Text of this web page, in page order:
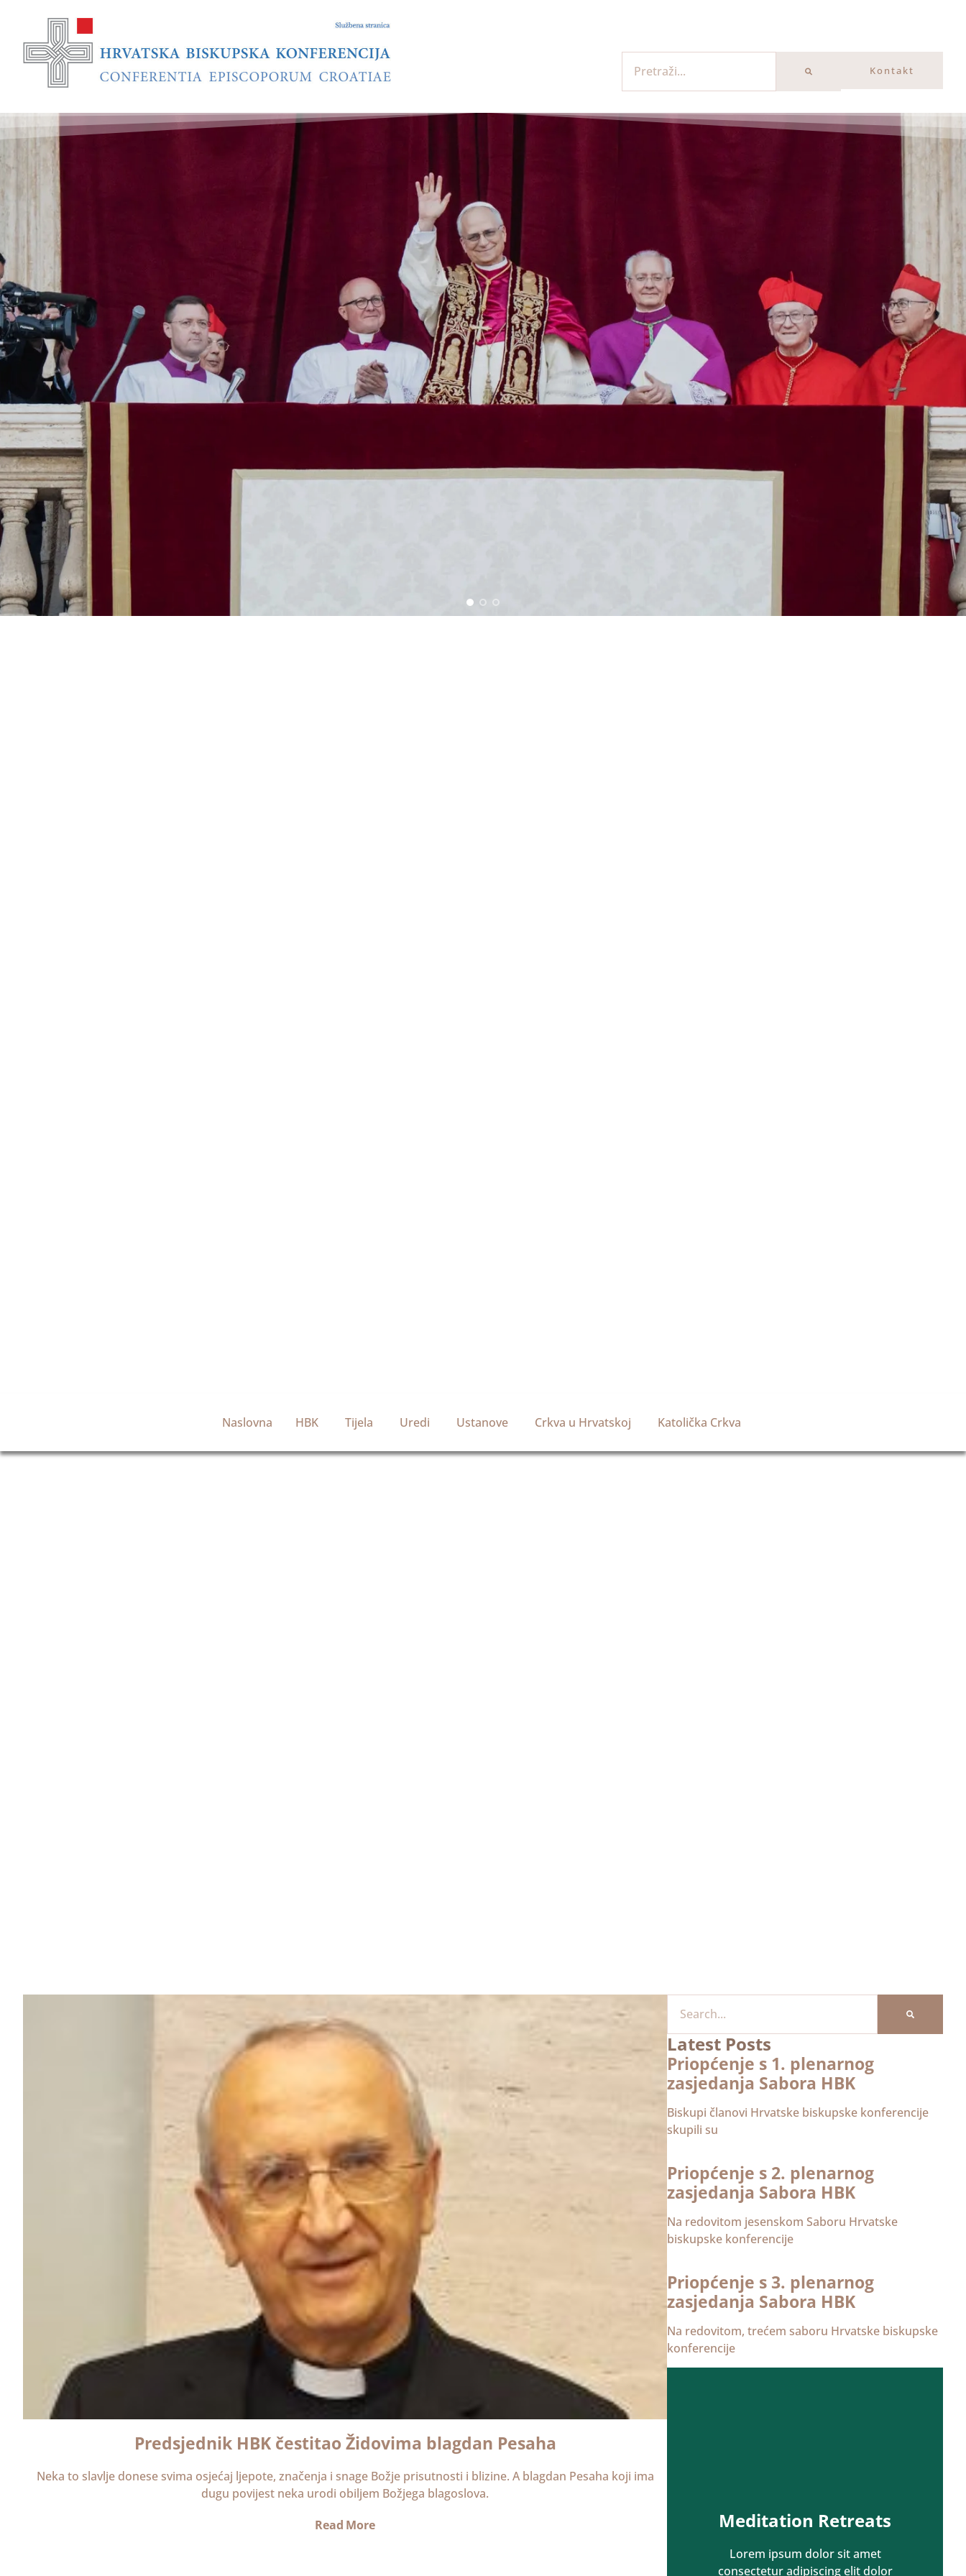
Kontakt
Naslovna HBK Tijela Uredi Ustanove Crkva u Hrvatskoj Katolička Crkva
Predsjednik HBK čestitao Židovima blagdan Pesaha
Neka to slavlje donese svima osjećaj ljepote, značenja i snage Božje prisutnosti i blizine. A blagdan Pesaha koji ima
dugu povijest neka urodi obiljem Božjega blagoslova.
Read More
Latest Posts
Priopćenje s 1. plenarnog
zasjedanja Sabora HBK
Biskupi članovi Hrvatske biskupske konferencije
skupili su
Priopćenje s 2. plenarnog
zasjedanja Sabora HBK
Na redovitom jesenskom Saboru Hrvatske
biskupske konferencije
Priopćenje s 3. plenarnog
zasjedanja Sabora HBK
Na redovitom, trećem saboru Hrvatske biskupske
konferencije
Meditation Retreats
Lorem ipsum dolor sit amet
consectetur adipiscing elit dolor